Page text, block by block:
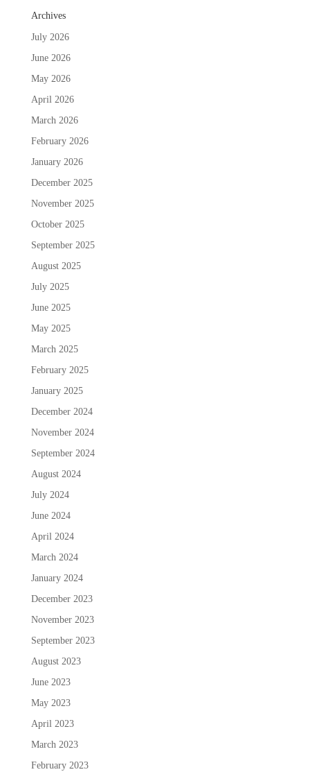
Archives
July 2026
June 2026
May 2026
April 2026
March 2026
February 2026
January 2026
December 2025
November 2025
October 2025
September 2025
August 2025
July 2025
June 2025
May 2025
March 2025
February 2025
January 2025
December 2024
November 2024
September 2024
August 2024
July 2024
June 2024
April 2024
March 2024
January 2024
December 2023
November 2023
September 2023
August 2023
June 2023
May 2023
April 2023
March 2023
February 2023